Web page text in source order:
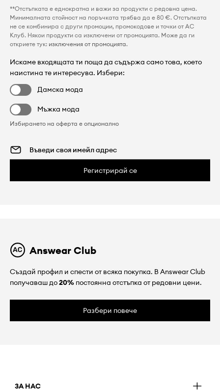
**Отстъпката е еднократна и важи за продукти с редовна цена.
Минималната стойност на поръчката трябва да е 80 €. Отстъпката
не се комбинира с други промоции, промокодове и точки от AC
Клуб. Някои продукти са изключени от промоцията. Може да ги
откриете тук: изключения от промоцията.
Искаме входящата ти поща да съдържа само това, което
наистина те интересува. Избери:
Дамска мода
Мъжка мода
Избирането на оферта е опционално
Регистрирай се
Answear Club
Създай профил и спести от всяка покупка. В Answear Club
получаваш до20% постоянна отстъпка от редовни цени.
Разбери повече
ЗА НАС